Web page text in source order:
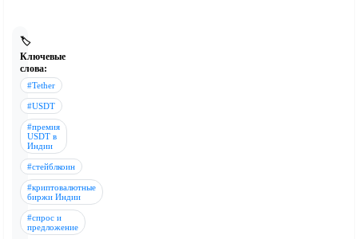
🏷️
Ключевые
слова:
#Tether
#USDT
#премия
USDT в
Индии
#стейблкоин
#криптовалютные
биржи Индии
#спрос и
предложение